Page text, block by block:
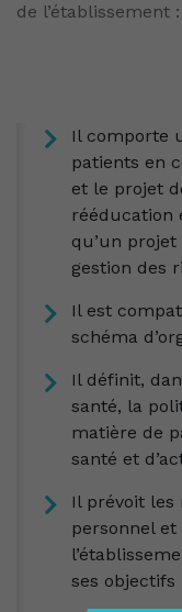
de l’établissement :
Il comporte
patients en
et le projet
rééducation
qu’un
gestion des
Il est
schéma
Il définit,
santé, la
matière de
santé et
Il prévoit les
personnel
ses objectifs